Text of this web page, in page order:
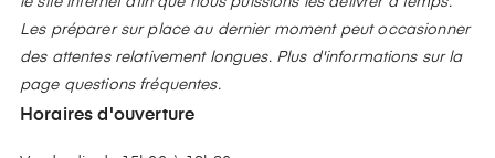
Les préparer sur place au dernier moment peut occasionner
des attentes relativement longues. Plus d'informations sur la
page questions fréquentes.
Horaires d'ouverture